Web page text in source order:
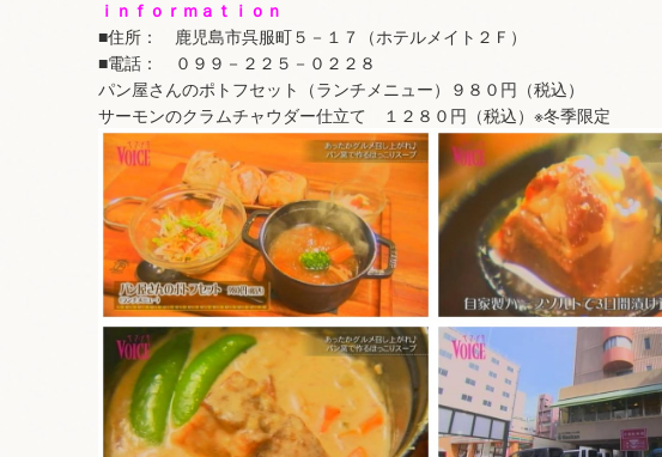
ｉｎｆｏｒｍａｔｉｏｎ
■住所： 鹿児島市呉服町５－１７（ホテルメイト２Ｆ）
■電話： ０９９－２２５－０２２８
パン屋さんのポトフセット（ランチメニュー）９８０円（税込）
サーモンのクラムチャウダー仕立て １２８０円（税込）※冬季限定